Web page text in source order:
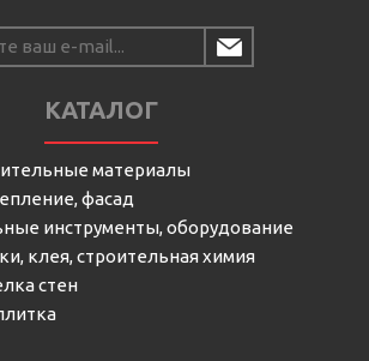
КАТАЛОГ
материалы
фасад
инструменты, оборудование
клея, строительная химия
стен